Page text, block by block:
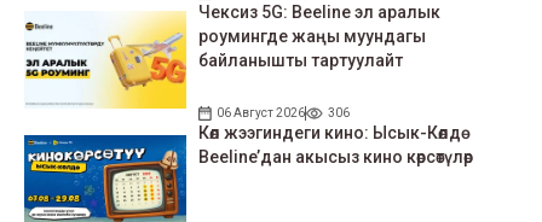
Чексиз 5G: Beeline эл аралык
роумингде жаңы муундагы
байланышты тартуулайт
06 Август 2026 306
Көл жээгиндеги кино: Ысык-Көлдө
Beeline’дан акысыз кино көрсөтүлөр